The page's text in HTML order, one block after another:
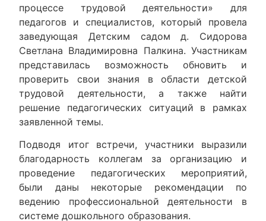
процессе трудовой деятельности» для
педагогов и специалистов, который провела
заведующая Детским садом д. Сидорова
Светлана Владимировна Палкина. Участникам
представилась возможность обновить и
проверить свои знания в области детской
трудовой деятельности, а также найти
решение педагогических ситуаций в рамках
заявленной темы.
Подводя итог встречи, участники выразили
благодарность коллегам за организацию и
проведение педагогических мероприятий,
были даны некоторые рекомендации по
ведению профессиональной деятельности в
системе дошкольного образования.